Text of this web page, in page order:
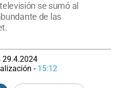
se sumó al
de las
29.4.2024
- 15:12